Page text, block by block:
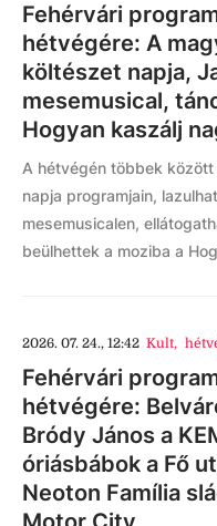
Fehérvári
hétvégére: A
költészet napja,
mesemusical,
Hogyan kaszálj
A hétvégén többek
napja programjain,
mesemusicalen,
beülhettek a moziba a
2026. 07. 24., 12:42 Kult,
Fehérvári
hétvégére:
Bródy János a
óriásbábok a Fő
Neoton Família